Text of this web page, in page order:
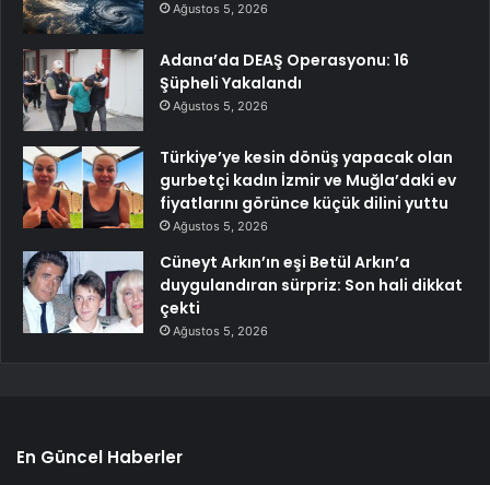
Ağustos 5, 2026
Adana’da DEAŞ Operasyonu: 16
Şüpheli Yakalandı
Ağustos 5, 2026
Türkiye’ye kesin dönüş yapacak olan
gurbetçi kadın İzmir ve Muğla’daki ev
fiyatlarını görünce küçük dilini yuttu
Ağustos 5, 2026
Cüneyt Arkın’ın eşi Betül Arkın’a
duygulandıran sürpriz: Son hali dikkat
çekti
Ağustos 5, 2026
En Güncel Haberler